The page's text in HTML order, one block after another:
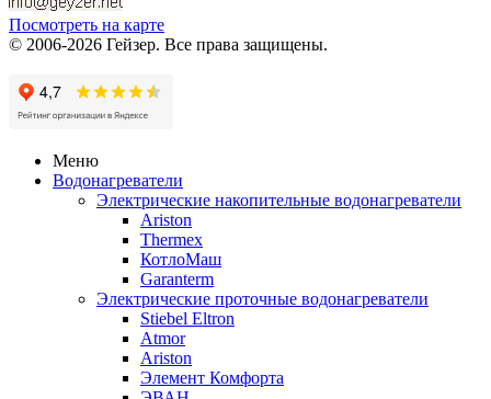
Посмотреть на карте
© 2006-2026 Гейзер. Все права защищены.
Меню
Водонагреватели
Электрические накопительные водонагреватели
Ariston
Thermex
КотлоМаш
Garanterm
Электрические проточные водонагреватели
Stiebel Eltron
Atmor
Ariston
Элемент Комфорта